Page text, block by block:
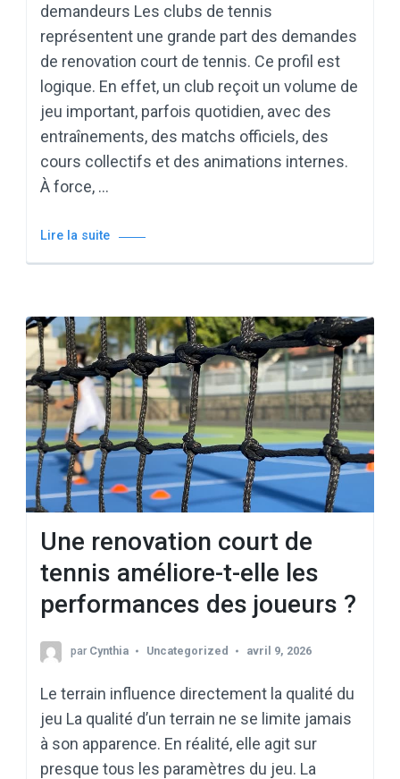
demandeurs Les clubs de tennis
représentent une grande part des demandes
de renovation court de tennis. Ce profil est
logique. En effet, un club reçoit un volume de
jeu important, parfois quotidien, avec des
entraînements, des matchs officiels, des
cours collectifs et des animations internes.
À force, …
Lire la suite
Une renovation court de
tennis améliore-t-elle les
performances des joueurs ?
par Cynthia Uncategorized avril 9, 2026
Le terrain influence directement la qualité du
jeu La qualité d’un terrain ne se limite jamais
à son apparence. En réalité, elle agit sur
presque tous les paramètres du jeu. La